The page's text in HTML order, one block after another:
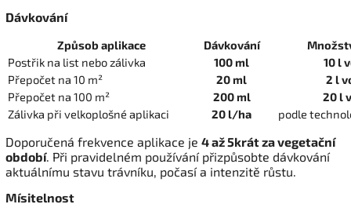
Dávkování
Způsob aplikace Dávkování
Postřik na list nebo zálivka
100 ml
10 l
Přepočet na 10 m²
20 ml
2 l
Přepočet na 100 m²
200 ml
20 l
Zálivka při velkoplošné aplikaci
20 l/ha podle
Doporučená frekvence aplikace je 4 až 5krát za vegetační
období. Při pravidelném používání přizpůsobte dávkování
aktuálnímu stavu trávníku, počasí a intenzitě růstu.
Mísitelnost